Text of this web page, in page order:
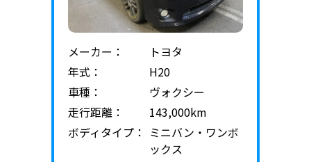
メーカー：
トヨタ
年式：
H20
車種：
ヴォクシー
走行距離：
143,000km
ボディタイプ： ミニバン・ワンボ
ックス